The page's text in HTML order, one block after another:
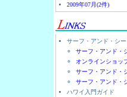
2009年07月(2件)
サーフ・アンド・シー
サーフ・アンド・
オンラインショッ
サーフ・アンド・
サーフ・アンド・
ハワイ入門ガイド